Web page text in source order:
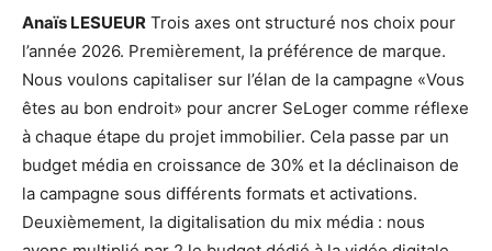
Anaïs LESUEUR Trois axes ont structuré nos choix pour
l’année 2026. Premièrement, la préférence de marque.
Nous voulons capitaliser sur l’élan de la campagne «Vous
êtes au bon endroit» pour ancrer SeLoger comme réflexe
à chaque étape du projet immobilier. Cela passe par un
budget média en croissance de 30% et la déclinaison de
la campagne sous différents formats et activations.
Deuxièmement, la digitalisation du mix média : nous